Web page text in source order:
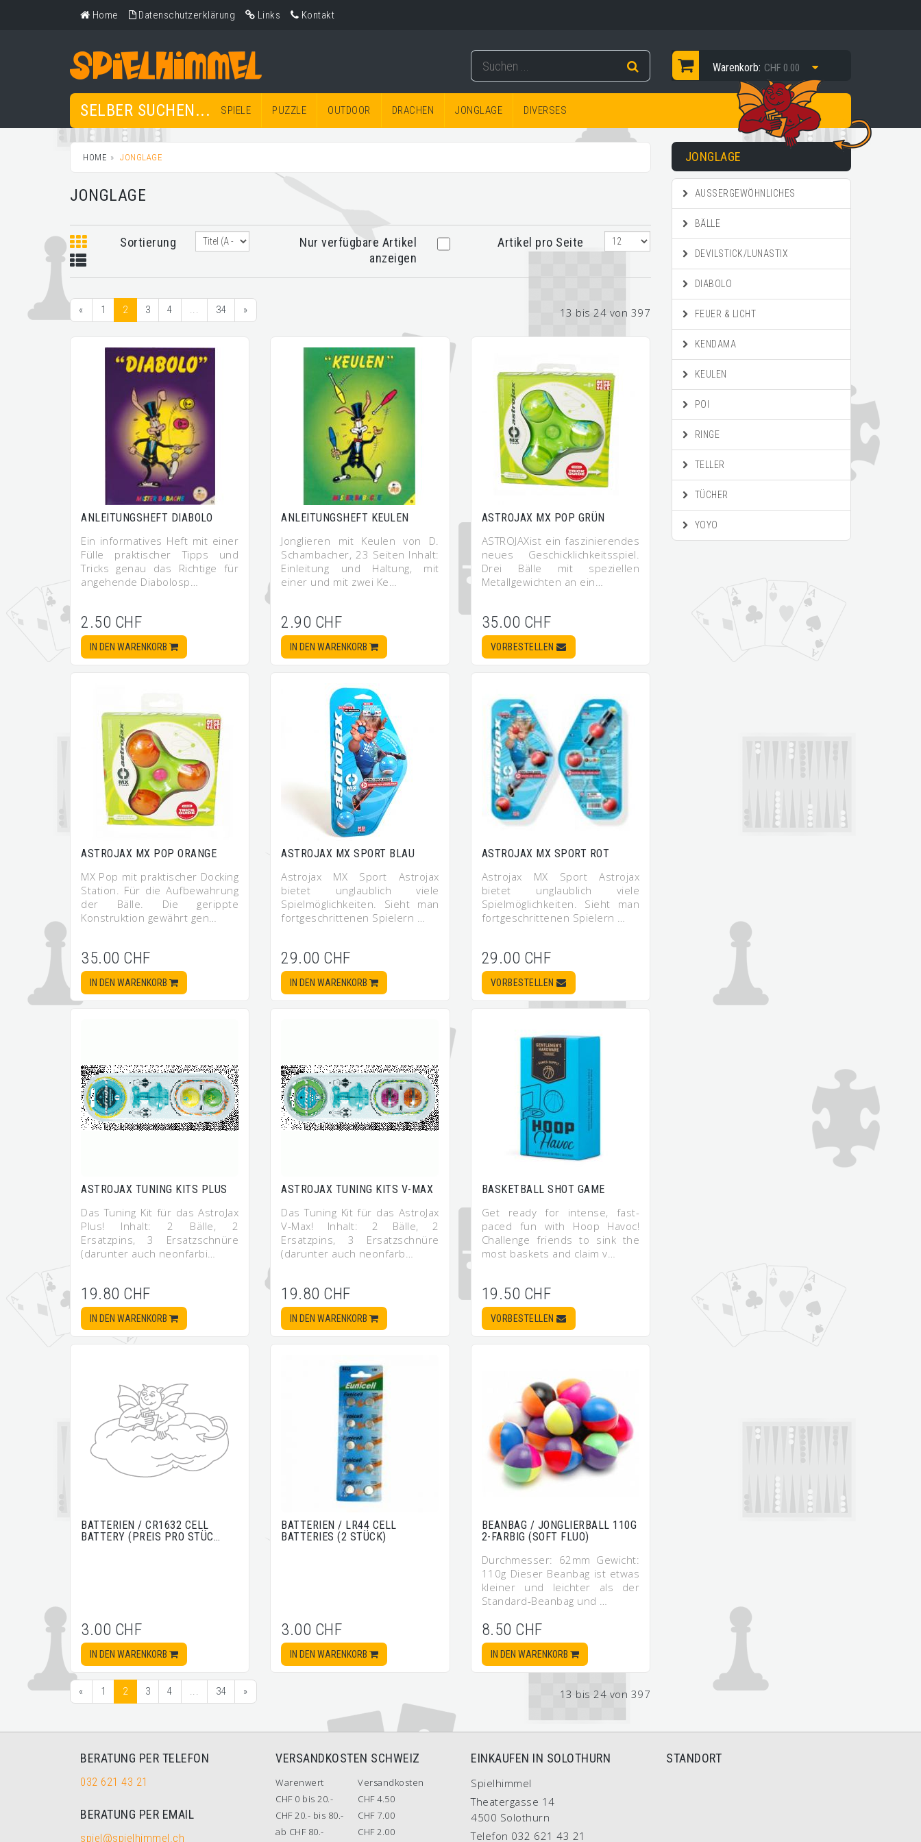
Home Datenschutzerklärung Links Kontakt
Warenkorb: CHF 0.00
SELBER SUCHEN... SPIELE PUZZLE OUTDOOR DRACHEN JONGLAGE DIVERSES
HOME JONGLAGE
JONGLAGE
Sortierung
Nur verfügbare Artikel
anzeigen
Artikel pro Seite
« 1 2 3 4 ... 34 » 13 bis 24 von 397
ANLEITUNGSHEFT DIABOLO
Ein informatives Heft mit einer
Fülle praktischer Tipps und
Tricks genau das Richtige für
angehende Diabolosp…
2.50 CHF
IN DEN WARENKORB
ANLEITUNGSHEFT KEULEN
Jonglieren mit Keulen von D.
Schambacher, 23 Seiten Inhalt:
Einleitung und Haltung, mit
einer und mit zwei Ke…
2.90 CHF
IN DEN WARENKORB
ASTROJAX MX POP GRÜN
ASTROJAXist ein faszinierendes
neues Geschicklichkeitsspiel.
Drei Bälle mit speziellen
Metallgewichten an ein…
35.00 CHF
VORBESTELLEN
ASTROJAX MX POP ORANGE
MX Pop mit praktischer Docking
Station. Für die Aufbewahrung
der Bälle. Die gerippte
Konstruktion gewährt gen…
35.00 CHF
IN DEN WARENKORB
ASTROJAX MX SPORT BLAU
Astrojax MX Sport Astrojax
bietet unglaublich viele
Spielmöglichkeiten. Sieht man
fortgeschrittenen Spielern …
29.00 CHF
IN DEN WARENKORB
ASTROJAX MX SPORT ROT
Astrojax MX Sport Astrojax
bietet unglaublich viele
Spielmöglichkeiten. Sieht man
fortgeschrittenen Spielern …
29.00 CHF
VORBESTELLEN
ASTROJAX TUNING KITS PLUS
Das Tuning Kit für das AstroJax
Plus! Inhalt: 2 Bälle, 2
Ersatzpins, 3 Ersatzschnüre
(darunter auch neonfarbi…
19.80 CHF
IN DEN WARENKORB
ASTROJAX TUNING KITS V-MAX
Das Tuning Kit für das AstroJax
V-Max! Inhalt: 2 Bälle, 2
Ersatzpins, 3 Ersatzschnüre
(darunter auch neonfarb…
19.80 CHF
IN DEN WARENKORB
BASKETBALL SHOT GAME
Get ready for intense, fast-
paced fun with Hoop Havoc!
Challenge friends to sink the
most baskets and claim v…
19.50 CHF
VORBESTELLEN
BATTERIEN / CR1632 CELL
BATTERY (PREIS PRO STÜC…
3.00 CHF
IN DEN WARENKORB
BATTERIEN / LR44 CELL
BATTERIES (2 STÜCK)
3.00 CHF
IN DEN WARENKORB
BEANBAG / JONGLIERBALL 110G
2-FARBIG (SOFT FLUO)
Durchmesser: 62mm Gewicht:
110g Dieser Beanbag ist etwas
kleiner und leichter als der
Standard-Beanbag und …
8.50 CHF
IN DEN WARENKORB
« 1 2 3 4 ... 34 » 13 bis 24 von 397
JONGLAGE
AUSSERGEWÖHNLICHES
BÄLLE
DEVILSTICK/LUNASTIX
DIABOLO
FEUER & LICHT
KENDAMA
KEULEN
POI
RINGE
TELLER
TÜCHER
YOYO
BERATUNG PER TELEFON
032 621 43 21
BERATUNG PER EMAIL
spiel@spielhimmel.ch
VERSANDKOSTEN SCHWEIZ
Warenwert
Versandkosten
CHF 0 bis 20.-
CHF 4.50
CHF 20.- bis 80.-
CHF 7.00
ab CHF 80.-
CHF 2.00
EINKAUFEN IN SOLOTHURN
Spielhimmel
Theatergasse 14
4500 Solothurn
Telefon 032 621 43 21
STANDORT